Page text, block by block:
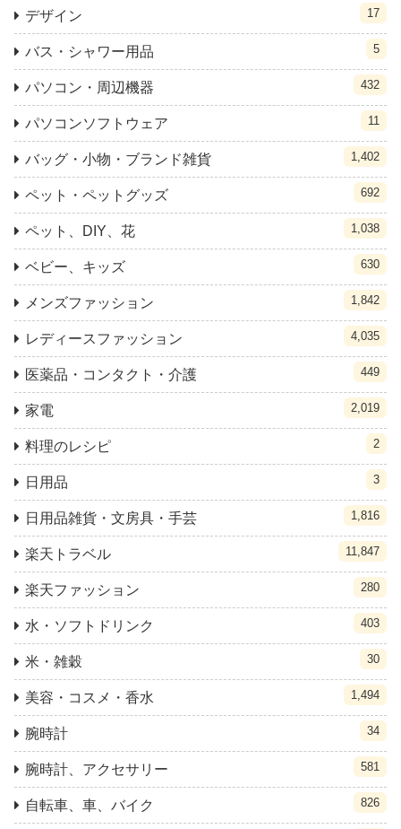
デザイン 17
バス・シャワー用品 5
パソコン・周辺機器 432
パソコンソフトウェア 11
バッグ・小物・ブランド雑貨 1,402
ペット・ペットグッズ 692
ペット、DIY、花 1,038
ベビー、キッズ 630
メンズファッション 1,842
レディースファッション 4,035
医薬品・コンタクト・介護 449
家電 2,019
料理のレシピ 2
日用品 3
日用品雑貨・文房具・手芸 1,816
楽天トラベル 11,847
楽天ファッション 280
水・ソフトドリンク 403
米・雑穀 30
美容・コスメ・香水 1,494
腕時計 34
腕時計、アクセサリー 581
自転車、車、バイク 826